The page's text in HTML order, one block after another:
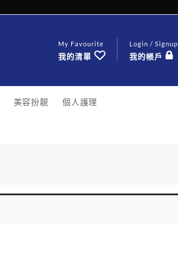
My Favourite
我的清單
Login / Signup
我的帳戶
美容扮靚 個人護理